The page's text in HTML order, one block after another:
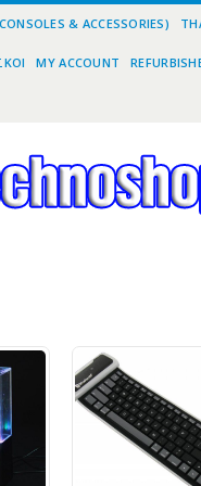
& ACCESSORIES)
MY ACCOUNT